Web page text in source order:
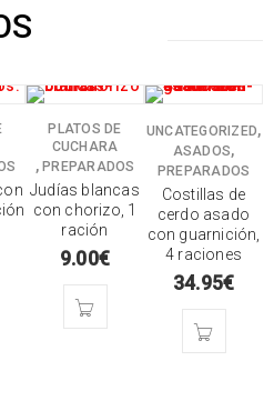
PLATOS DE
CUCHARA
, PREPARADOS
Judías blancas
con chorizo, 1
ración
9.00€
UNCATEGORIZED,
ASADOS,
PREPARADOS
Costillas de
cerdo asado
con guarnición,
4 raciones
34.95€